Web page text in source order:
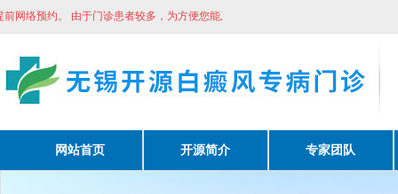
络预约。 由于门诊患者较多，为方便您能及时看诊请提前网络预约。
网站首页 开源简介 专家团队